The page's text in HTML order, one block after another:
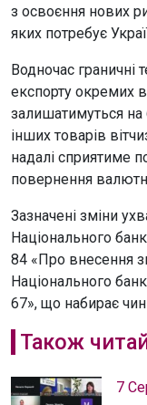
з освоєння нових
яких потребує
Водночас граничні
експорту окремих
залишатимуться
інших товарів
надалі сприятиме
повернення
Зазначені зміни
Національного
84 «Про внесення
Національного
67», що набирає
Також
7